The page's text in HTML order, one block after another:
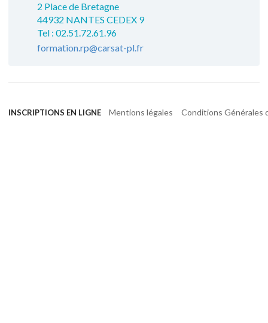
2 Place de Bretagne
44932 NANTES CEDEX 9
Tel : 02.51.72.61.96
formation.rp@carsat-pl.fr
INSCRIPTIONS EN LIGNE Mentions légales Conditions Générales